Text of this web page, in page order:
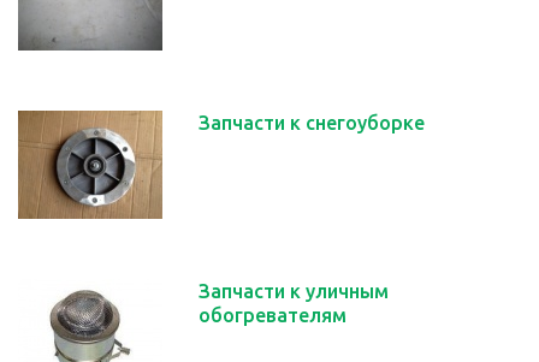
Запчасти к снегоуборке
Запчасти к уличным
обогревателям